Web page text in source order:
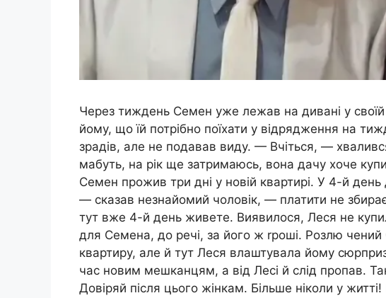
Через тиждень Семен уже лежав на дивані у своїй
йому, що їй потрібно поїхати у відрядження на
зрадів, але не подавав виду. — Вчіться, —
мабуть, на рік ще затримаюсь, вона дачу хоче
Семен прожив три дні у новій квартирі. У 4-й
— сказав незнайомий чоловік, — платити не
тут вже 4-й день живете. Виявилося, Леся не
для Семена, до речі, за його ж rроші. Розлю
квартиру, але й тут Леся влаштувала йому
час новим мешканцям, а від Лесі й слід пропав.
Довіряй після цього жінкам. Більше ніколи у житті!